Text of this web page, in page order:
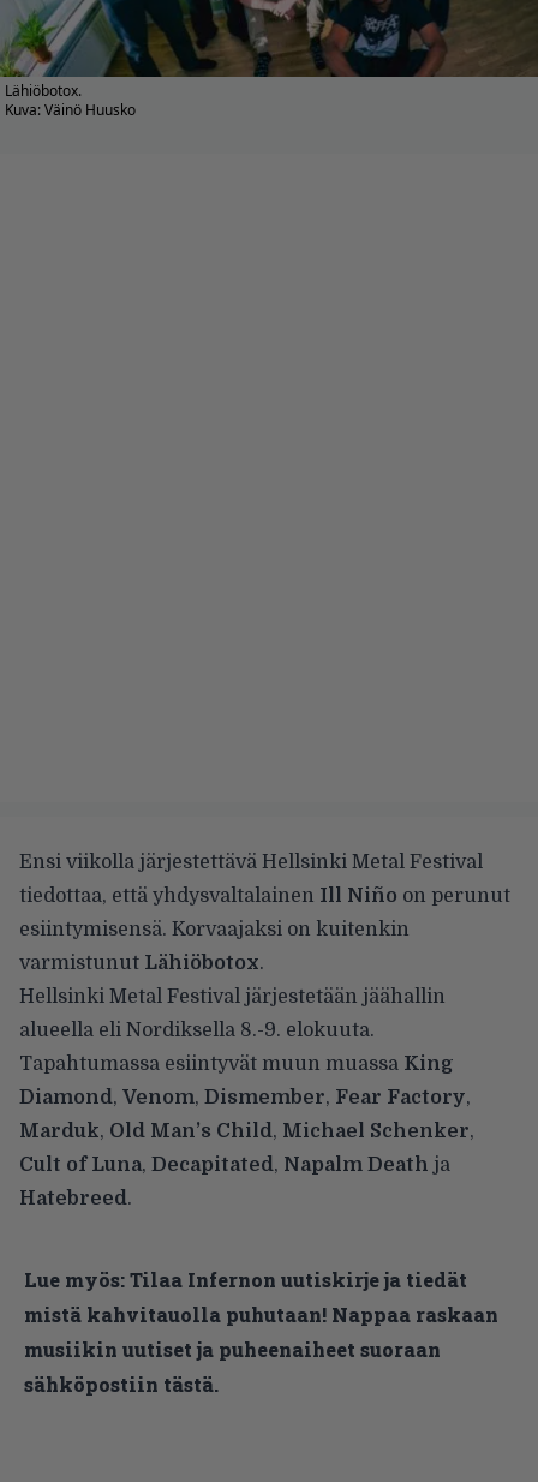
Lähiöbotox.
Kuva: Väinö Huusko
Ensi viikolla järjestettävä Hellsinki Metal Festival
tiedottaa, että yhdysvaltalainen Ill Niño on perunut
esiintymisensä. Korvaajaksi on kuitenkin
varmistunut Lähiöbotox.
Hellsinki Metal Festival järjestetään jäähallin
alueella eli Nordiksella 8.-9. elokuuta.
Tapahtumassa esiintyvät muun muassa King
Diamond, Venom, Dismember, Fear Factory,
Marduk, Old Man’s Child, Michael Schenker,
Cult of Luna, Decapitated, Napalm Death ja
Hatebreed.
Lue myös:Tilaa Infernon uutiskirje ja tiedät
mistä kahvitauolla puhutaan! Nappaa raskaan
musiikin uutiset ja puheenaiheet suoraan
sähköpostiin tästä.